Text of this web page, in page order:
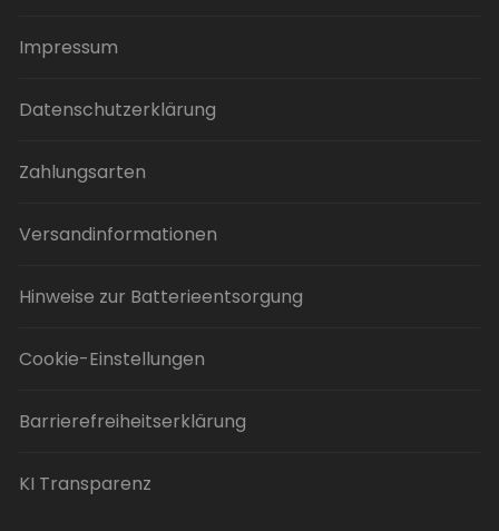
Impressum
Datenschutzerklärung
Zahlungsarten
Versandinformationen
Hinweise zur Batterieentsorgung
Cookie-Einstellungen
Barrierefreiheitserklärung
KI Transparenz